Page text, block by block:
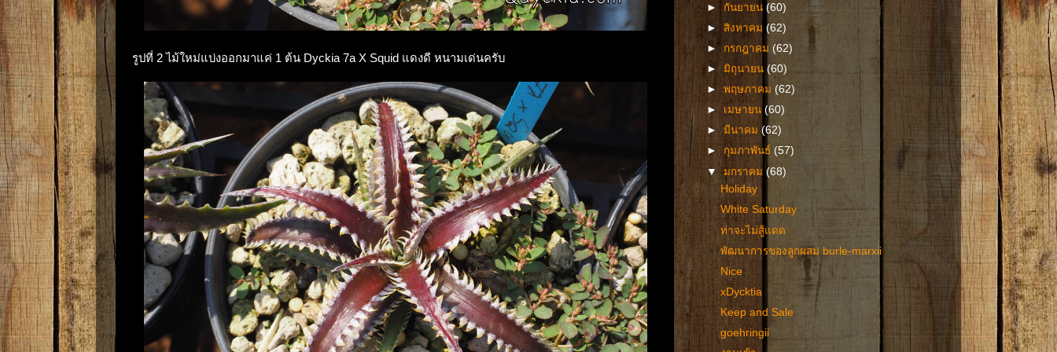
รูปที่ 2 ไม้ใหม่แบ่งออกมาแค่ 1 ต้น Dyckia 7a X Squid แดงดี หนามเด่นครับ
► กันยายน(60)
►สิงหาคม(62)
► กรกฎาคม (62)
►มิถุนายน(60)
►พฤษภาคม(62)
► เมษายน(60)
►มีนาคม(62)
► กุมภาพันธ์ (57)
▼มกราคม(68)
Holiday
White Saturday
ท่าจะไม่สู้แดด
พัฒนาการของลูกผสม burle-marxii
Nice
xDycktia
Keep and Sale
goehringii